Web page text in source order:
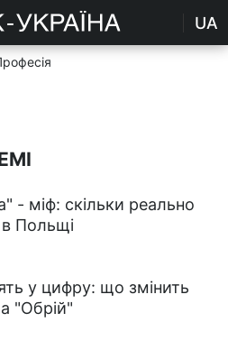
UA
- міф: скільки реально
в Польщі
у цифру: що змінить
"Обрій"